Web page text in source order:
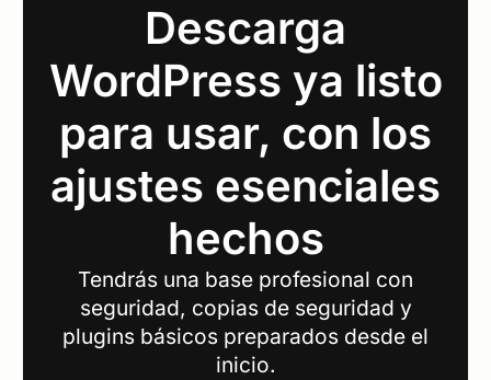
Descarga
WordPress ya listo
para usar, con los
ajustes esenciales
hechos
Tendrás una base profesional con
seguridad, copias de seguridad y
plugins básicos preparados desde el
inicio.